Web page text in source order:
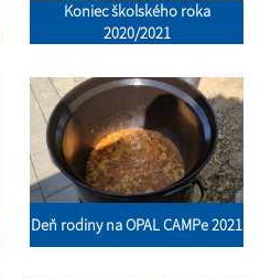
Koniec školského roka
2020/2021
Deň rodiny na OPAL CAMPe 2021